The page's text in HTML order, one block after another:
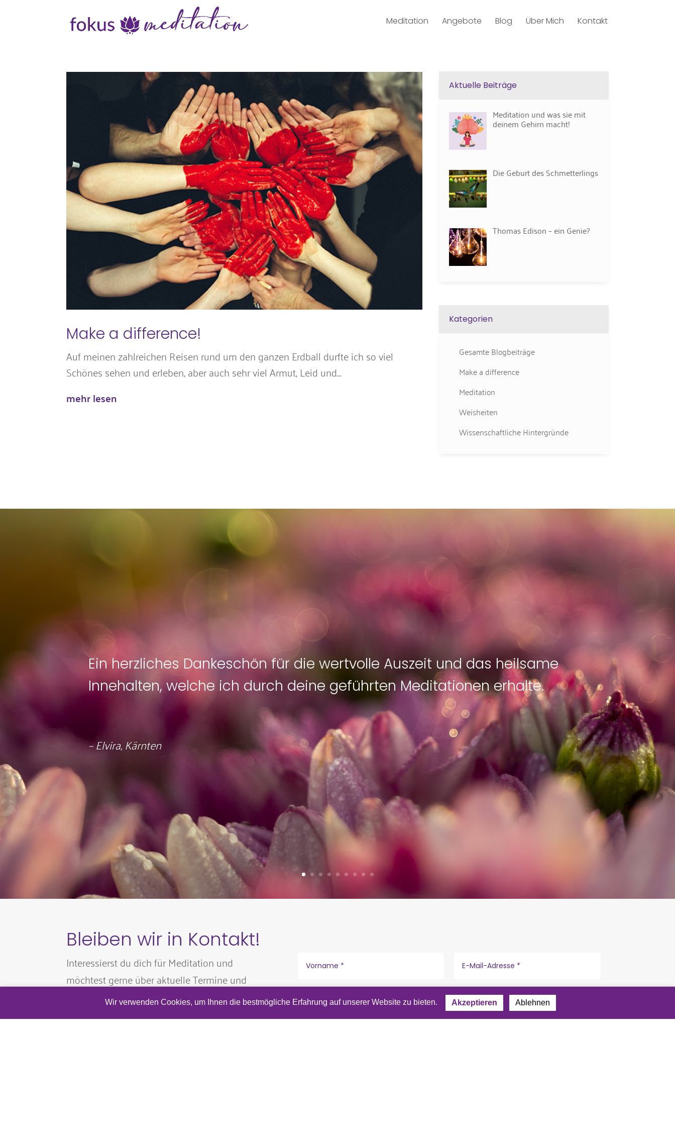
Meditation Angebote Blog Über Mich Kontakt
Make a difference!
Auf meinen zahlreichen Reisen rund um den ganzen Erdball durfte ich so viel
Schönes sehen und erleben, aber auch sehr viel Armut, Leid und...
mehr lesen
Aktuelle Beiträge
Meditation und was sie mit
deinem Gehirn macht!
Die Geburt des Schmetterlings
Thomas Edison – ein Genie?
Kategorien
Gesamte Blogbeiträge
Make a difference
Meditation
Weisheiten
Wissenschaftliche Hintergründe
Ein herzliches Dankeschön für die wertvolle Auszeit und das heilsame
Innehalten, welche ich durch deine geführten Meditationen erhalte.
– Elvira, Kärnten
Bleiben wir in Kontakt!
Interessierst du dich für Meditation und
möchtest gerne über aktuelle Termine und
Neuigkeiten informiert werden? Dann
Wir verwenden Cookies, um Ihnen die bestmögliche Erfahrung auf unserer Website zu bieten. Akzeptieren Ablehnen